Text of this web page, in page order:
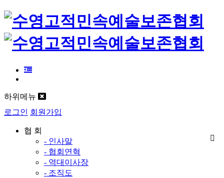
하위메뉴
로그인 회원가입
협 회
- 인사말
- 협회연혁
- 역대이사장
- 조직도